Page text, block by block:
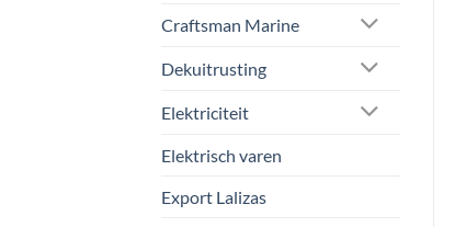
Craftsman Marine
Dekuitrusting
Elektriciteit
Elektrisch varen
Export Lalizas